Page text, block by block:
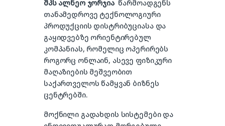
შპს ალნეო ჯორჯია წარმოადგენს
თანამედროვე ტექნოლოგიური
პროდუქციის დისტრიბუციასა და
გაყიდვებზე ორიენტირებულ
კომპანიას, რომელიც ოპერირებს
როგორც ონლაინ, ასევე ფიზიკური
მაღაზიების მეშვეობით
საქართველოს წამყვან ბიზნეს
ცენტრებში.
მოქნილი გადახდის სისტემები და